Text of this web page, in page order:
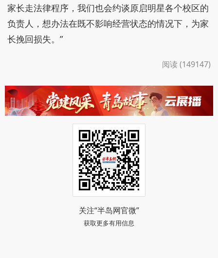
家长走法律程序，我们也会约谈原启明星各个校区的
负责人，想办法在既不影响经营状态的情况下，为家
长挽回损失。”
阅读 (149147)
关注“半岛网官微”
获取更多有用信息